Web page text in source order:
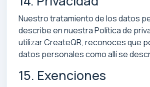
Nuestro tratamiento de los datos
describe en nuestra Política de
utilizar CreateQR, reconoces que
datos personales como allí se
15. Exenciones